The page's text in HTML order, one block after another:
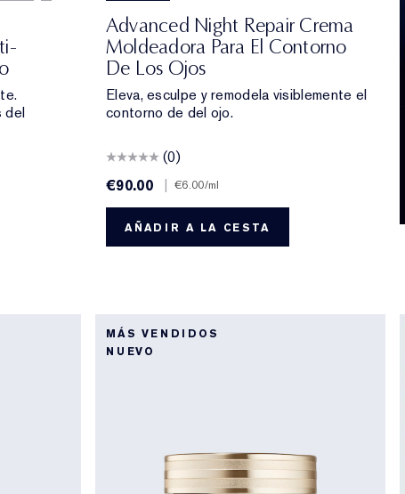
del
Advanced Night Repair Crema
Moldeadora Para El Contorno
De Los Ojos
Eleva, esculpe y remodela visiblemente el
contorno de del ojo.
(0)
€90.00
€6.00/ml
AÑADIR A LA CESTA
MÁS VENDIDOS
NUEVO